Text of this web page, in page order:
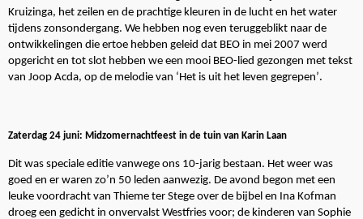
Kruizinga, het zeilen en de prachtige kleuren in de lucht en het water
tijdens zonsondergang. We hebben nog even teruggeblikt naar de
ontwikkelingen die ertoe hebben geleid dat BEO in mei 2007 werd
opgericht en tot slot hebben we een mooi BEO-lied gezongen met tekst
van Joop Acda, op de melodie van ‘Het is uit het leven gegrepen’.
Zaterdag 24 juni: Midzomernachtfeest in de tuin van Karin Laan
Dit was speciale editie vanwege ons 10-jarig bestaan. Het weer was
goed en er waren zo’n 50 leden aanwezig. De avond begon met een
leuke voordracht van Thieme ter Stege over de bijbel en Ina Kofman
droeg een gedicht in onvervalst Westfries voor; de kinderen van Sophie